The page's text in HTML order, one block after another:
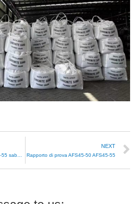
NEXT
Rapporto di prova AFS45-50 AFS45-55